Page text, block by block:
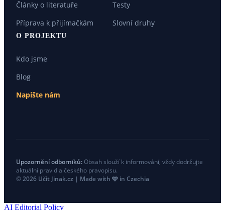
Články o literatuře
Příprava k přijímačkám
Testy
Slovní druhy
O PROJEKTU
Kdo jsme
Blog
Napište nám
Upozornění odborníků:Obsah slouží k informování, vždy dodržujte
aktuální pravidla českého pravopisu.
© 2026 Učit Jinak.cz | Made with 🩵 in Czechia
AI Editorial Policy